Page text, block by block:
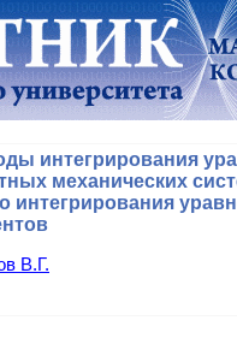
интегрирования
механических
интегрирования
В.Г.